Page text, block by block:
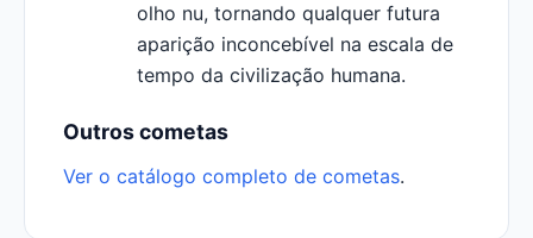
olho nu, tornando qualquer futura
aparição inconcebível na escala de
tempo da civilização humana.
Outros cometas
Ver o catálogo completo de cometas.